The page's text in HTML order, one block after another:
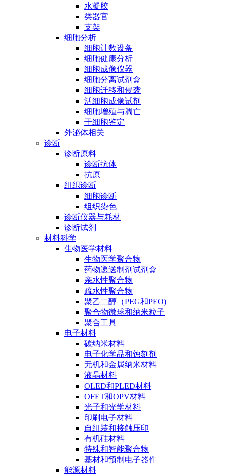
水凝胶
类器官
支架
细胞分析
细胞计数设备
细胞健康分析
细胞成像仪器
细胞分离试剂盒
细胞迁移和侵袭
活细胞成像试剂
细胞增殖与凋亡
干细胞鉴定
外泌体相关
诊断
诊断原料
诊断抗体
抗原
组织诊断
细胞诊断
组织染色
诊断仪器与耗材
诊断试剂
材料科学
生物医学材料
生物医学聚合物
药物递送制剂试剂盒
亲水性聚合物
疏水性聚合物
聚乙二醇（PEG和PEO)
聚合物微球和纳米粒子
聚合工具
电子材料
碳纳米材料
电子化学品和蚀刻剂
无机和金属纳米材料
液晶材料
OLED和PLED材料
OFET和OPV材料
光子和光学材料
印刷电子材料
自组装和接触压印
有机硅材料
特殊和智能聚合物
基材和预制电子器件
能源材料